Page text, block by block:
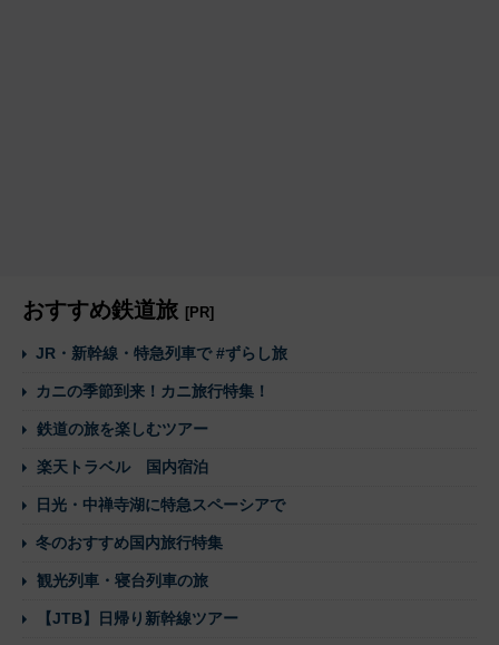
おすすめ鉄道旅 [PR]
JR・新幹線・特急列車で #ずらし旅
カニの季節到来！カニ旅行特集！
鉄道の旅を楽しむツアー
楽天トラベル 国内宿泊
日光・中禅寺湖に特急スペーシアで
冬のおすすめ国内旅行特集
観光列車・寝台列車の旅
【JTB】日帰り新幹線ツアー